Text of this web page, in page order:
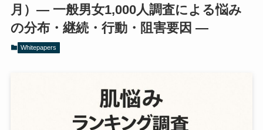
月）― 一般男女1,000人調査による悩み
の分布・継続・行動・阻害要因 ―
Whitepapers